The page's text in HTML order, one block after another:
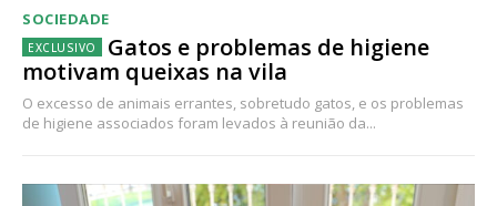
SOCIEDADE
Gatos e problemas de higiene
motivam queixas na vila
O excesso de animais errantes, sobretudo gatos, e os problemas
de higiene associados foram levados à reunião da...